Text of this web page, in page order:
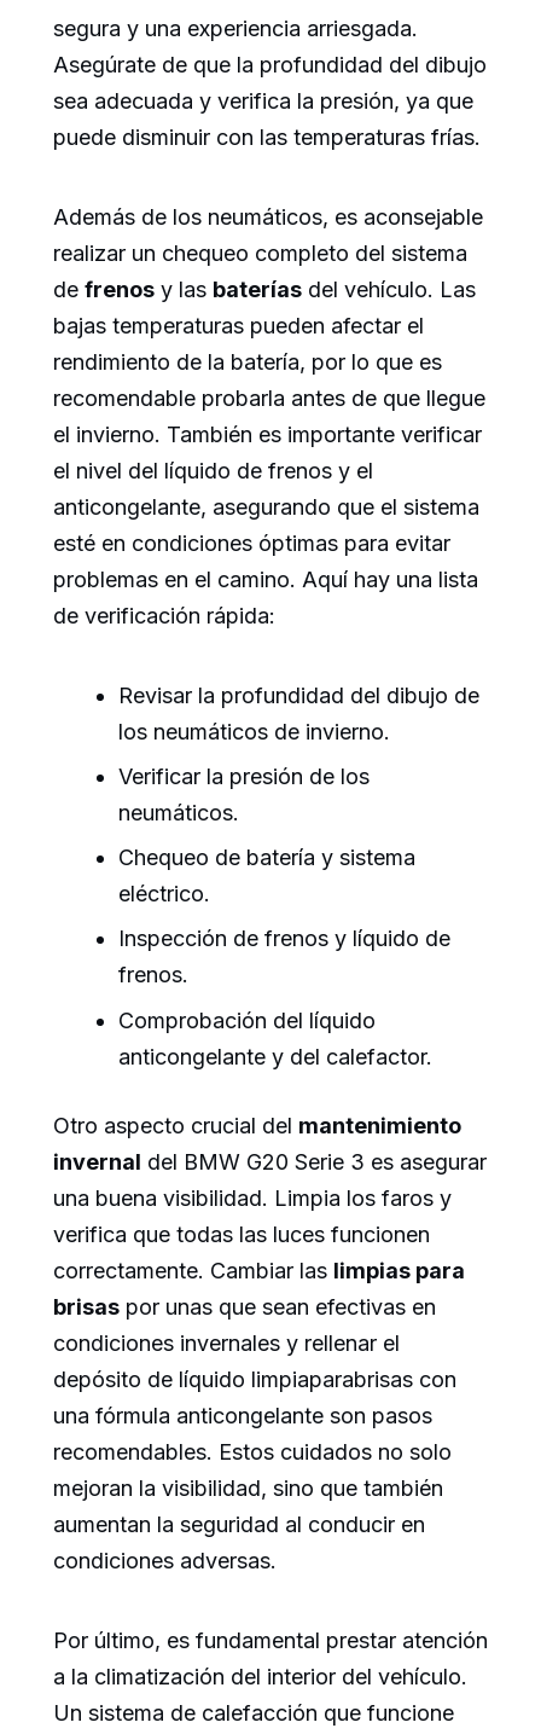
segura y una experiencia arriesgada.
Asegúrate de que la profundidad del dibujo
sea adecuada y verifica la presión, ya que
puede disminuir con las temperaturas frías.
Además de los neumáticos, es aconsejable
realizar un chequeo completo del sistema
de frenos y las baterías del vehículo. Las
bajas temperaturas pueden afectar el
rendimiento de la batería, por lo que es
recomendable probarla antes de que llegue
el invierno. También es importante verificar
el nivel del líquido de frenos y el
anticongelante, asegurando que el sistema
esté en condiciones óptimas para evitar
problemas en el camino. Aquí hay una lista
de verificación rápida:
Revisar la profundidad del dibujo de
los neumáticos de invierno.
Verificar la presión de los
neumáticos.
Chequeo de batería y sistema
eléctrico.
Inspección de frenos y líquido de
frenos.
Comprobación del líquido
anticongelante y del calefactor.
Otro aspecto crucial del mantenimiento
invernal del BMW G20 Serie 3 es asegurar
una buena visibilidad. Limpia los faros y
verifica que todas las luces funcionen
correctamente. Cambiar las limpias para
brisas por unas que sean efectivas en
condiciones invernales y rellenar el
depósito de líquido limpiaparabrisas con
una fórmula anticongelante son pasos
recomendables. Estos cuidados no solo
mejoran la visibilidad, sino que también
aumentan la seguridad al conducir en
condiciones adversas.
Por último, es fundamental prestar atención
a la climatización del interior del vehículo.
Un sistema de calefacción que funcione